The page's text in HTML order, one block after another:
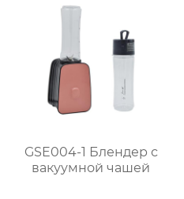
GSE004-1 Блендер с
вакуумной чашей